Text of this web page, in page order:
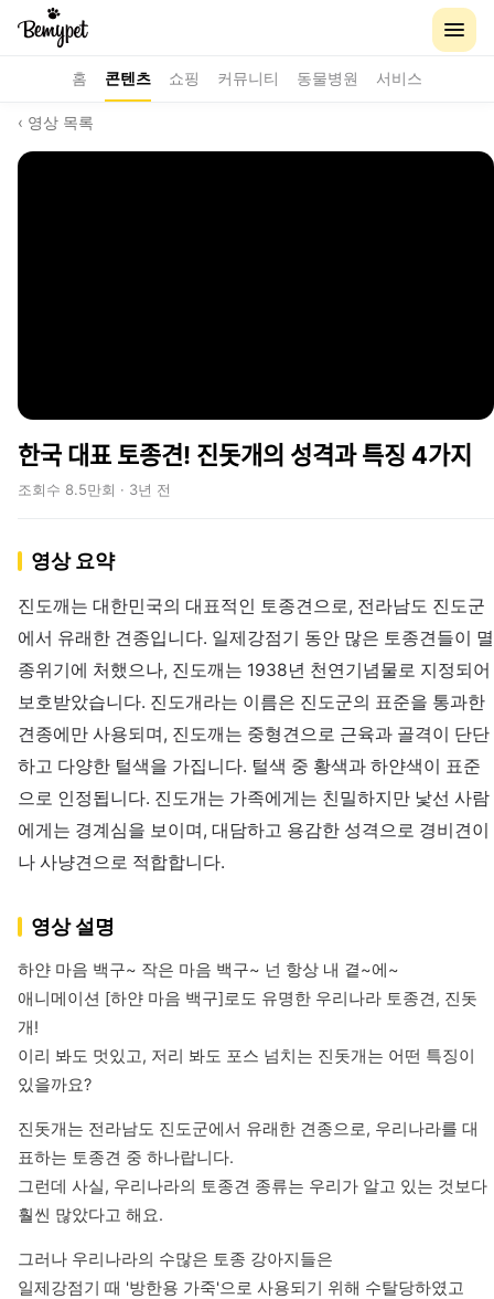
홈 콘텐츠 쇼핑 커뮤니티 동물병원 서비스
‹ 영상 목록
한국 대표 토종견! 진돗개의 성격과 특징 4가지
조회수 8.5만회 · 3년 전
영상 요약
진도깨는 대한민국의 대표적인 토종견으로, 전라남도 진도군
에서 유래한 견종입니다. 일제강점기 동안 많은 토종견들이 멸
종위기에 처했으나, 진도깨는 1938년 천연기념물로 지정되어
보호받았습니다. 진도개라는 이름은 진도군의 표준을 통과한
견종에만 사용되며, 진도깨는 중형견으로 근육과 골격이 단단
하고 다양한 털색을 가집니다. 털색 중 황색과 하얀색이 표준
으로 인정됩니다. 진도개는 가족에게는 친밀하지만 낯선 사람
에게는 경계심을 보이며, 대담하고 용감한 성격으로 경비견이
나 사냥견으로 적합합니다.
영상 설명
하얀 마음 백구~ 작은 마음 백구~ 넌 항상 내 곁~에~
애니메이션 [하얀 마음 백구]로도 유명한 우리나라 토종견, 진돗
개!
이리 봐도 멋있고, 저리 봐도 포스 넘치는 진돗개는 어떤 특징이
있을까요?
진돗개는 전라남도 진도군에서 유래한 견종으로, 우리나라를 대
표하는 토종견 중 하나랍니다.
그런데 사실, 우리나라의 토종견 종류는 우리가 알고 있는 것보다
훨씬 많았다고 해요.
그러나 우리나라의 수많은 토종 강아지들은
일제강점기 때 '방한용 가죽'으로 사용되기 위해 수탈당하였고